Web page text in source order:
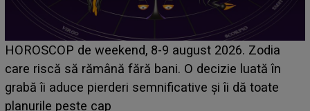
Emanuel a ținut ACEST DETALIU ASCUNS până
acum! În fața Alexandrei, concurentul din Casa Iubirii
face o MĂRTURISIRE NEAȘTEPTATĂ despre mama
sa: "I-am spus și ei în față, eu nu te iubesc pentru